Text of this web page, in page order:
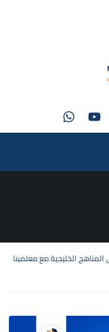
الخليجية مع معلمينا